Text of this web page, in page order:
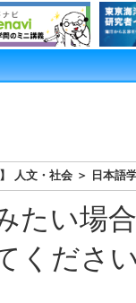
人文・社会 ＞ 日本語
たい場
くださ